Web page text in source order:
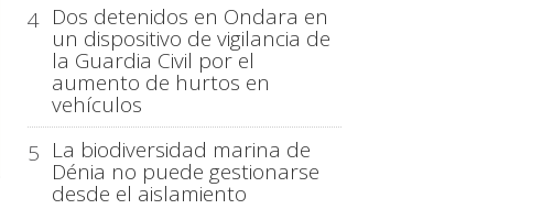
4 Dos detenidos en Ondara en
un dispositivo de vigilancia de
la Guardia Civil por el
aumento de hurtos en
vehículos
5 La biodiversidad marina de
Dénia no puede gestionarse
desde el aislamiento